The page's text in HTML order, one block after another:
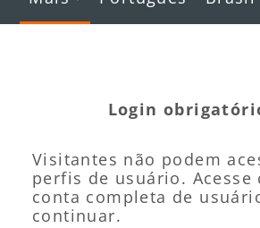
Login
Visitantes não podem
perfis de usuário. Acesse
conta completa de
continuar.